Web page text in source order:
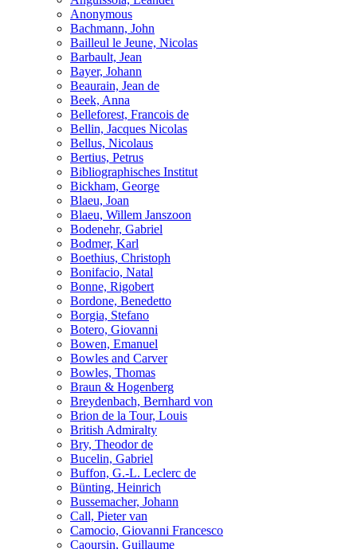
Anonymous
Bachmann, John
Bailleul le Jeune, Nicolas
Barbault, Jean
Bayer, Johann
Beaurain, Jean de
Beek, Anna
Belleforest, Francois de
Bellin, Jacques Nicolas
Bellus, Nicolaus
Bertius, Petrus
Bibliographisches Institut
Bickham, George
Blaeu, Joan
Blaeu, Willem Janszoon
Bodenehr, Gabriel
Bodmer, Karl
Boethius, Christoph
Bonifacio, Natal
Bonne, Rigobert
Bordone, Benedetto
Borgia, Stefano
Botero, Giovanni
Bowen, Emanuel
Bowles and Carver
Bowles, Thomas
Braun & Hogenberg
Breydenbach, Bernhard von
Brion de la Tour, Louis
British Admiralty
Bry, Theodor de
Bucelin, Gabriel
Buffon, G.-L. Leclerc de
Bünting, Heinrich
Bussemacher, Johann
Call, Pieter van
Camocio, Giovanni Francesco
Caoursin, Guillaume